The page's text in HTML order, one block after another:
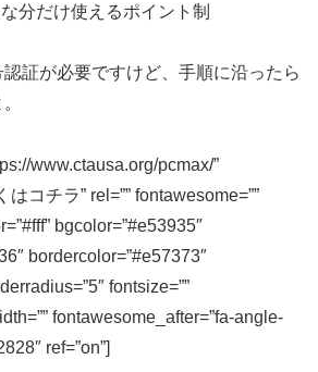
分だけ使えるポイント制
証が必要ですけど、手順に沿ったら
www.ctausa.org/pcmax/”
コチラ” rel=”” fontawesome=””
bgcolor=”#e53935″
bordercolor=”#e57373″
fontsize=””
fontawesome_after=”fa-angle-
ref=”on”]